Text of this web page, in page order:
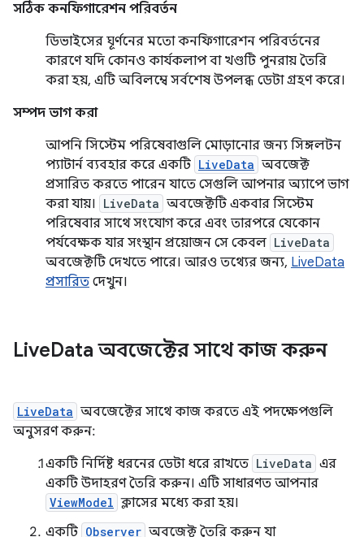
সঠিক কনফিগারেশন পরিবর্তন
ডিভাইসের ঘূর্ণনের মতো কনফিগারেশন পরিবর্তনের
কারণে যদি কোনও কার্যকলাপ বা খণ্ডটি পুনরায় তৈরি
করা হয়, এটি অবিলম্বে সর্বশেষ উপলব্ধ ডেটা গ্রহণ করে।
সম্পদ ভাগ করা
আপনি সিস্টেম পরিষেবাগুলি মোড়ানোর জন্য সিঙ্গলটন
প্যাটার্ন ব্যবহার করে একটি LiveData অবজেক্ট
প্রসারিত করতে পারেন যাতে সেগুলি আপনার অ্যাপে ভাগ
করা যায়।
LiveData অবজেক্টটি একবার সিস্টেম
পরিষেবার সাথে সংযোগ করে এবং তারপরে যেকোন
পর্যবেক্ষক যার সংস্থান প্রয়োজন সে কেবল LiveData
অবজেক্টটি দেখতে পারে। আরও তথ্যের জন্য, LiveData
প্রসারিত দেখুন।
LiveData অবজেক্টের সাথে কাজ করুন
LiveData অবজেক্টের সাথে কাজ করতে এই পদক্ষেপগুলি
অনুসরণ করুন:
একটি নির্দিষ্ট ধরনের ডেটা ধরে রাখতে LiveData এর
একটি উদাহরণ তৈরি করুন। এটি সাধারণত আপনার
ViewModel ক্লাসের মধ্যে করা হয়।
একটি Observer অবজেক্ট তৈরি করুন যা